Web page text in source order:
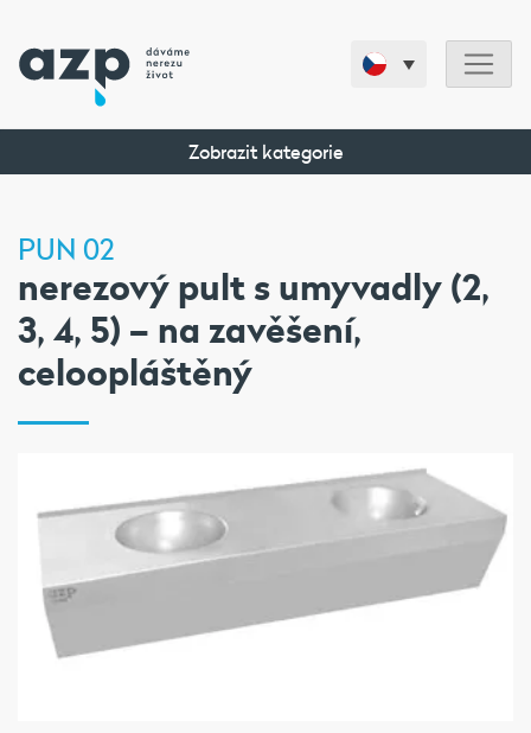
Zobrazit kategorie
PUN 02
nerezový pult s umyvadly (2,
3, 4, 5) – na zavěšení,
celoopláštěný